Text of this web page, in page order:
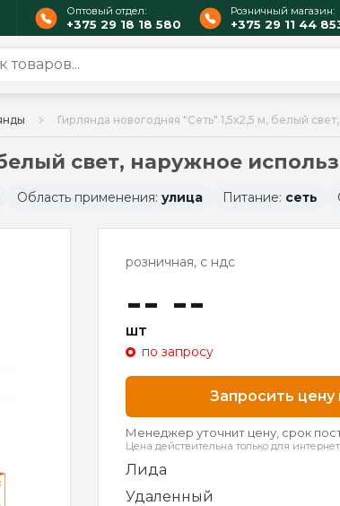
Оптовый отдел:
+375 29 18 18 580
Розничный магазин:
+375 29 11 44
Гирлянда новогодняя "Сеть" 1,5х2,5 м, белый
свет, наружное
Область применения: улица Питание: сеть
розничная, с ндс
-- --
шт
по запросу
Запросить цену
Менеджер уточнит цену, срок
Цена действительна только для
Лида
Удаленный